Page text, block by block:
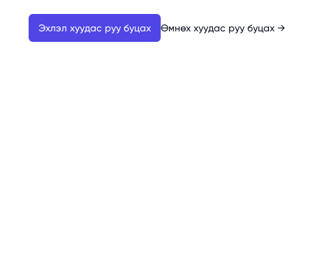
Эхлэл хуудас руу буцах Өмнөх хуудас руу буцах →